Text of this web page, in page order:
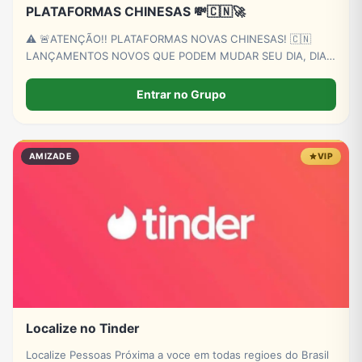
PLATAFORMAS CHINESAS 💸🇨🇳🚀
⚠️ 🚨ATENÇÃO!! PLATAFORMAS NOVAS CHINESAS! 🇨🇳
LANÇAMENTOS NOVOS QUE PODEM MUDAR SEU DIA, DIA!
PLATAFORMAS LANÇADAS NESTE PERFIL 💸💸
Entrar no Grupo
AMIZADE VIP
Localize no Tinder
Localize Pessoas Próxima a voce em todas regioes do Brasil